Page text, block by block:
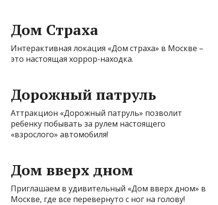
Дом Страха
Интерактивная локация «Дом страха» в Москве –
это настоящая хоррор-находка.
Дорожный патруль
Аттракцион «Дорожный патруль» позволит
ребенку побывать за рулем настоящего
«взрослого» автомобиля!
Дом вверх дном
Приглашаем в удивительный «Дом вверх дном» в
Москве, где все перевернуто с ног на голову!